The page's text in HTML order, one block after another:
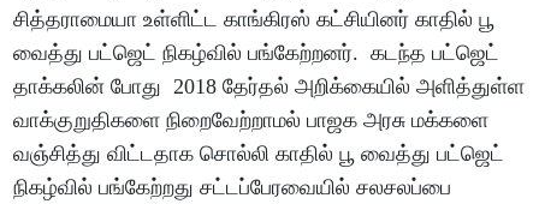
சித்தராமையா உள்ளிட்ட காங்கிரஸ் கட்சியினர் காதில் பூ
வைத்து பட்ஜெட் நிகழ்வில் பங்கேற்றனர். கடந்த பட்ஜெட்
தாக்கலின் போது 2018 தேர்தல் அறிக்கையில் அளித்துள்ள
வாக்குறுதிகளை நிறைவேற்றாமல் பாஜக அரசு மக்களை
வஞ்சித்து விட்டதாக சொல்லி காதில் பூ வைத்து பட்ஜெட்
நிகழ்வில் பங்கேற்றது சட்டப்பேரவையில் சலசலப்பை